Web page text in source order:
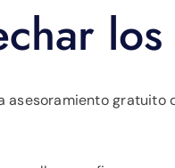
asesoramiento gratuito